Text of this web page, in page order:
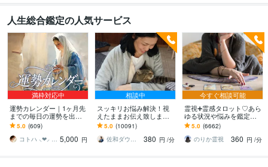
人生総合鑑定の人気サービス
満枠対応中
運勢カレンダー｜1ヶ月先
までの毎日の運勢を出し
ます 30日×500字のおよそ
1万5千文字で細かく詳細
に記します
5.0 (609)
コトハ ⸜❤︎⸝ 新サービス提供開始✨️ 5,000 円
相談中
スッキリお悩み解決！視
えたままお伝え致します
恋愛、結婚、人間関係、
仕事、人生、ペットの気
持ち等◎祈願付き
5.0 (10091)
佐和ダウジング＆スピリットメンター
380 円 /分
今すぐ相談可能
霊視➕霊感タロット♡あら
ゆる状況や悩みを鑑定し
ます 霊能家系末裔 |プロ占
い師歴16年| 気持ちや未来
を伝えます
5.0 (6662)
のりか霊視
360 円 /分